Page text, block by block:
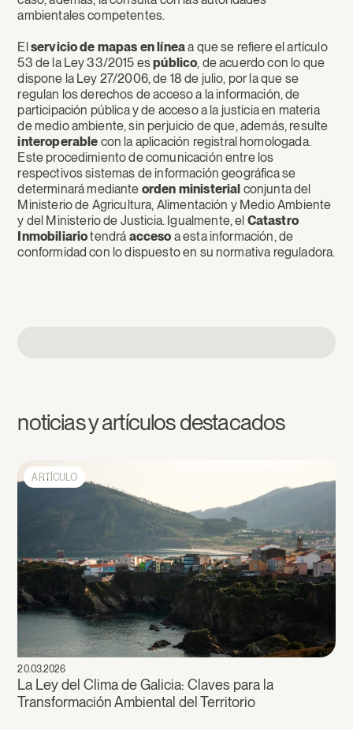
ambientales competentes.
El servicio de mapas en líneaa que se refiere el artículo
53 de la Ley 33/2015 espúblico, de acuerdo con lo que
dispone la Ley 27/2006, de 18 de julio, por la que se
regulan los derechos de acceso a la información, de
participación pública y de acceso a la justicia en materia
de medio ambiente, sin perjuicio de que, además, resulte
interoperable con la aplicación registral homologada.
Este procedimiento de comunicación entre los
respectivos sistemas de información geográfica se
determinará mediante orden ministerial conjunta del
Ministerio de Agricultura, Alimentación y Medio Ambiente
y del Ministerio de Justicia. Igualmente, el Catastro
Inmobiliariotendrá acceso a esta información, de
conformidad con lo dispuesto en su normativa reguladora.
noticias y artículos destacados
ARTÍCULO
20.03.2026
La Ley del Clima de Galicia: Claves para la
Transformación Ambiental del Territorio